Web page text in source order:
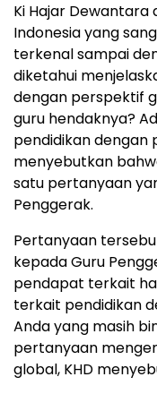
Ki Hajar
Indonesia yang
terkenal sampai
diketahui
dengan perspektif
guru hendaknya?
pendidikan dengan
menyebutkan
satu pertanyaan
Penggerak.
Pertanyaan
kepada Guru
pendapat terkait
terkait pendidikan
Anda yang masih
pertanyaan
global, KHD